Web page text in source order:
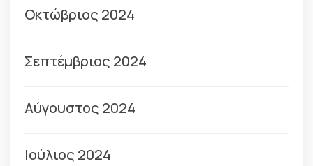
Οκτώβριος 2024
Σεπτέμβριος 2024
Αύγουστος 2024
Ιούλιος 2024